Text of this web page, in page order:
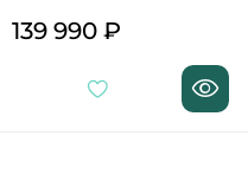
139 990 ₽